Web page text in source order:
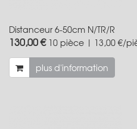
Distanceur 6-50cm N/TR/R
130,00 € 10 pièce | 13,00 €/
plus d'information